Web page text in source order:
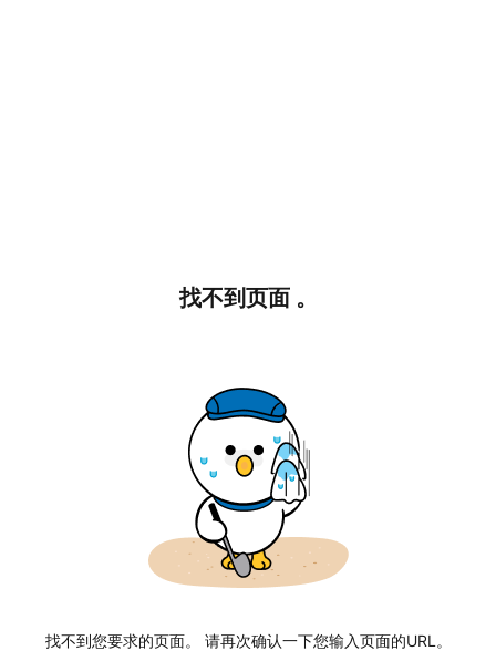
找不到页面 。
找不到您要求的页面。 请再次确认一下您输入页面的URL。